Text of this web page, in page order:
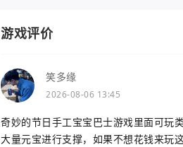
游戏评价
笑多缘
2026-08-06 13:45
奇妙的节日手工宝宝巴士游戏里面可玩
大量元宝进行支撑，如果不想花钱来玩